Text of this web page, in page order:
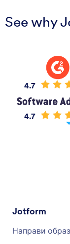
See why
4.7
4.7
Jotform
Направи